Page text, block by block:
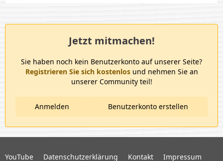
Jetzt mitmachen!
Sie haben noch kein Benutzerkonto auf unserer Seite?
Registrieren Sie sich kostenlosund nehmen Sie an
unserer Community teil!
Benutzerkonto erstellen
Anmelden
YouTube Datenschutzerklärung Kontakt Impressum